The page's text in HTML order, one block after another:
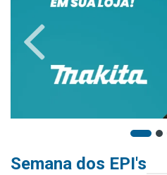
Semana dos EPI's